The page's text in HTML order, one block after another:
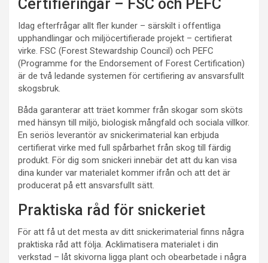
Certifieringar – FSC och PEFC
Idag efterfrågar allt fler kunder – särskilt i offentliga
upphandlingar och miljöcertifierade projekt – certifierat
virke. FSC (Forest Stewardship Council) och PEFC
(Programme for the Endorsement of Forest Certification)
är de två ledande systemen för certifiering av ansvarsfullt
skogsbruk.
Båda garanterar att träet kommer från skogar som sköts
med hänsyn till miljö, biologisk mångfald och sociala villkor.
En seriös leverantör av snickerimaterial kan erbjuda
certifierat virke med full spårbarhet från skog till färdig
produkt. För dig som snickeri innebär det att du kan visa
dina kunder var materialet kommer ifrån och att det är
producerat på ett ansvarsfullt sätt.
Praktiska råd för snickeriet
För att få ut det mesta av ditt snickerimaterial finns några
praktiska råd att följa. Acklimatisera materialet i din
verkstad – låt skivorna ligga plant och obearbetade i några